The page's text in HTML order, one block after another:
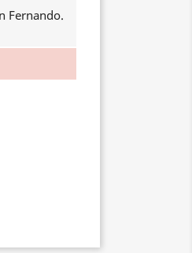
Fernando.